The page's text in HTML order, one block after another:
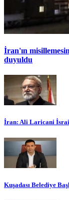
İran'ın
duyuldu
İran: Ali Laricani İsrail
Kuşadası Belediye